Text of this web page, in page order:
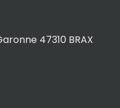
47310 BRAX